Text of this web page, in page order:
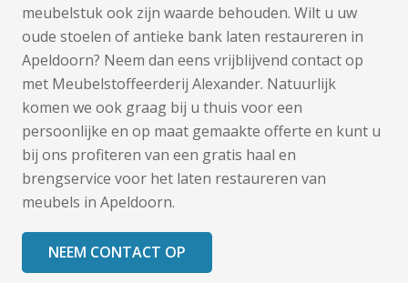
meubelstuk ook zijn waarde behouden. Wilt u uw
oude stoelen of antieke bank laten restaureren in
Apeldoorn? Neem dan eens vrijblijvend contact op
met Meubelstoffeerderij Alexander. Natuurlijk
komen we ook graag bij u thuis voor een
persoonlijke en op maat gemaakte offerte en kunt u
bij ons profiteren van een gratis haal en
brengservice voor het laten restaureren van
meubels in Apeldoorn.
NEEM CONTACT OP